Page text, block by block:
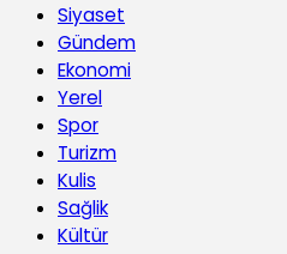
Siyaset
Gündem
Ekonomi
Yerel
Spor
Turizm
Kulis
Sağlik
Kültür